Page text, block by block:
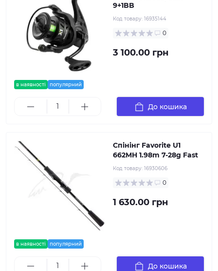
в наявності популярний
9+1BB
Код товару: 16935144
0
3 100.00 грн
До кошика
в наявності популярний
Спінінг Favorite U1
662MH 1.98m 7-28g Fast
Код товару: 16930606
0
1 630.00 грн
До кошика